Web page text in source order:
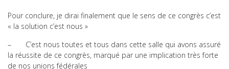
Pour conclure, je dirai finalement que le sens de ce congrès c’est
« la solution c’est nous »
– C’est nous toutes et tous dans cette salle qui avons assuré
la réussite de ce congrès, marqué par une implication très forte
de nos unions fédérales